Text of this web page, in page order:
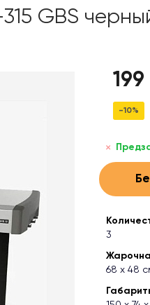
GBS
-10%
3
68 х 48